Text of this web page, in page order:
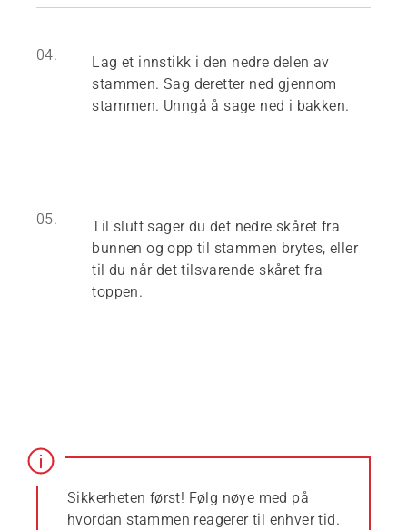
04.
Lag et innstikk i den nedre delen av
stammen. Sag deretter ned gjennom
stammen. Unngå å sage ned i bakken.
05.
Til slutt sager du det nedre skåret fra
bunnen og opp til stammen brytes, eller
til du når det tilsvarende skåret fra
toppen.
Sikkerheten først! Følg nøye med på
hvordan stammen reagerer til enhver tid.